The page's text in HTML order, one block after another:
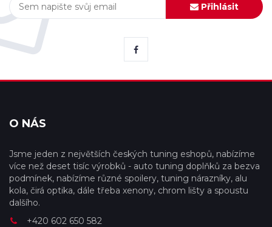
Přihlásit
O NÁS
Jsme jeden z největších českých tuning eshopů, nabízíme
více než deset tisíc výrobků - auto tuning doplňků za bezva
podmínek, nabízíme různé spoilery, tuning nárazníky, alu
kola, čirá optika, dále třeba xenony, chrom lišty a spoustu
dalšího.
+420 602 650 582